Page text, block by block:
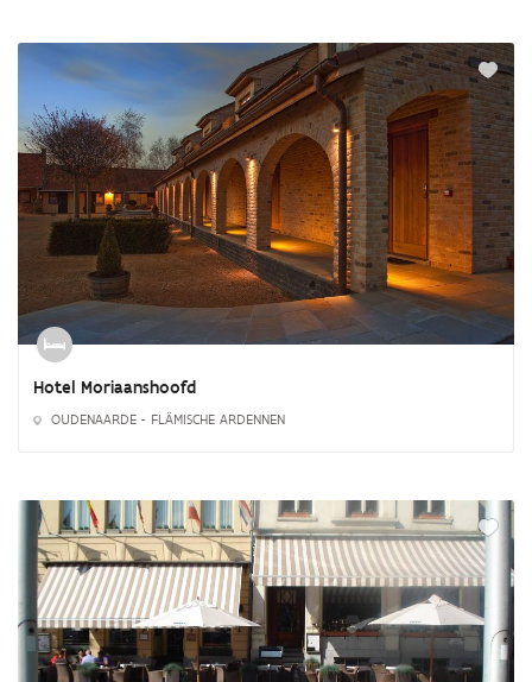
Hotel Moriaanshoofd
OUDENAARDE - FLÄMISCHE ARDENNEN